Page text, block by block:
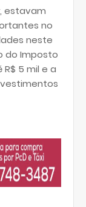
estavam
no
neste
do Imposto
5 mil e a